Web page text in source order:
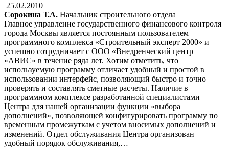
25.02.2010
Сорокина Т.А. Начальник строительного отдела
Главное управление государственного финансового контроля
города Москвы является постоянным пользователем
программного комплекса «Строительный эксперт 2000» и
успешно сотрудничает с ООО «Внедренческий центр
«АВИС» в течение ряда лет. Хотим отметить, что
используемую программу отличает удобный и простой в
использовании интерфейс, позволяющий быстро и точно
проверять и составлять сметные расчеты. Наличие в
программном комплексе разработанной специалистами
Центра для нашей организации функции «выбора
дополнений», позволяющей конфигурировать программу по
временным промежуткам с учетом вносимых дополнений и
изменений. Отдел обслуживания Центра организован
удобный порядок обслуживания,…